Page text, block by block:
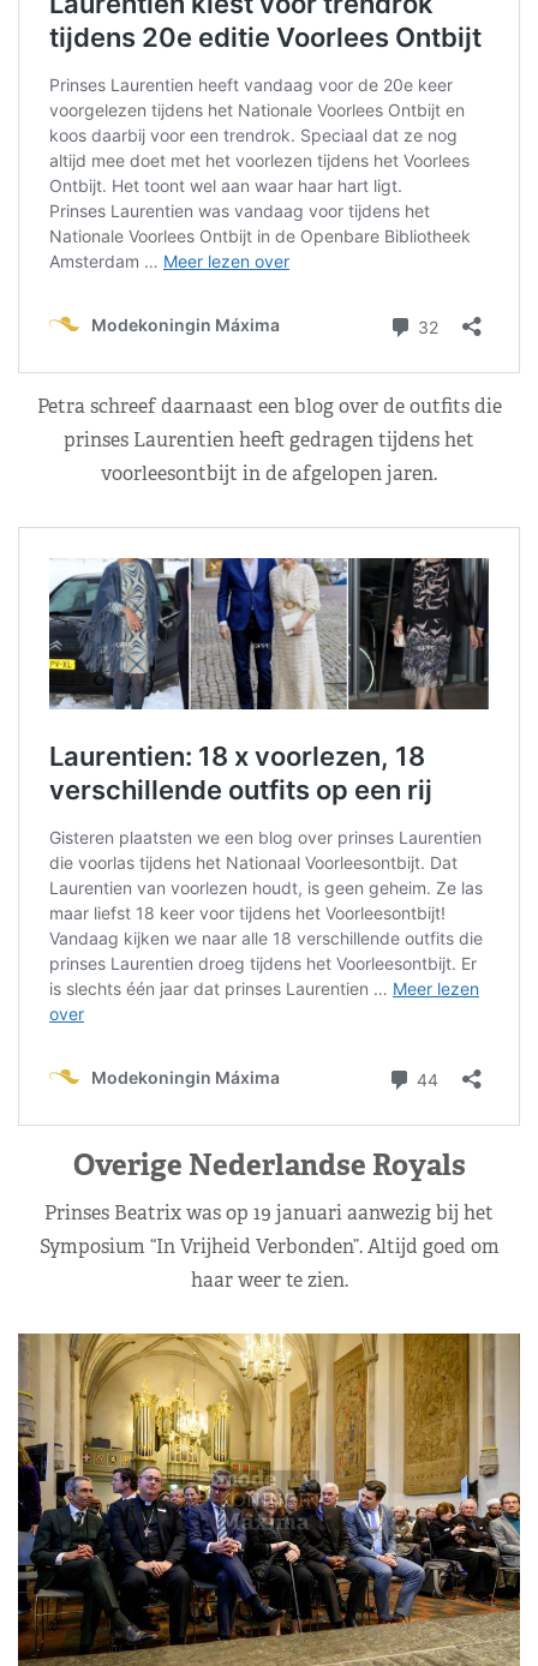
Petra schreef daarnaast een blog over de outfits die
prinses Laurentien heeft gedragen tijdens het
voorleesontbijt in de afgelopen jaren.
Overige Nederlandse Royals
Prinses Beatrix was op 19 januari aanwezig bij het
Symposium “In Vrijheid Verbonden”. Altijd goed om
haar weer te zien.